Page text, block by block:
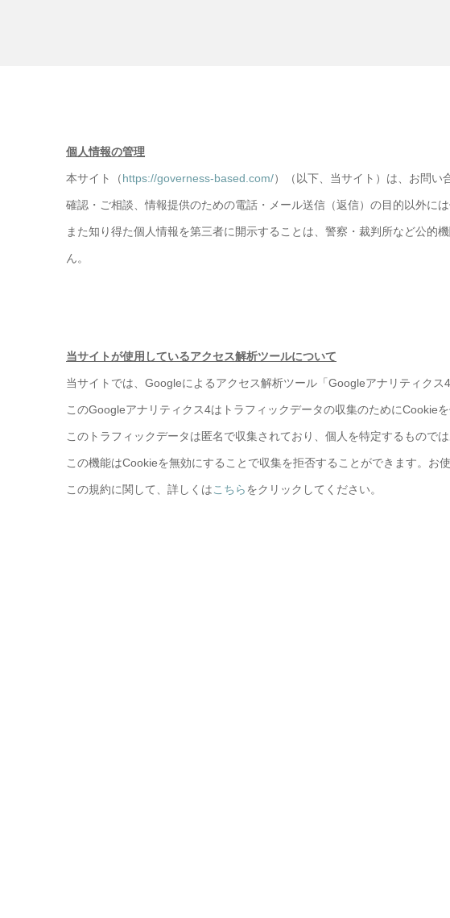
個人情報の管理
本サイト（https://governess-based.com/）（以下、当サイト）は、お問い
確認・ご相談、情報提供のための電話・メール送信（返信）の目的以外には
また知り得た個人情報を第三者に開示することは、警察・裁判所など公的
ん。
当サイトが使用しているアクセス解析ツールについて
当サイトでは、Googleによるアクセス解析ツール「Googleアナリティクス
このGoogleアナリティクス4はトラフィックデータの収集のためにCookieを
このトラフィックデータは匿名で収集されており、個人を特定するものでは
この機能はCookieを無効にすることで収集を拒否することができます。お
この規約に関して、詳しくはこちらをクリックしてください。